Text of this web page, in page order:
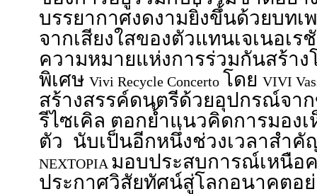
บรรยากาศงดงามยิ่งขึ้นด้วยบทเ
จากเสียงใสของตัวแทนเจเนอเ
ความหมายแห่งการร่วมกันสร้า
พิเศษ Vivi Recycle Concerto โดย VIVI
สร้างสรรค์ดนตรีด้วยอุปกรณ์จา
รีไซเคิล ตอกย้ำแนวคิดการมอง
ตัว นับเป็นอีกหนึ่งช่วงเวลาสำ
NEXTOPIA มอบประสบการณ์เหนือ
ประกาศวิสัยทัศน์สู่โลกอนาคตอ